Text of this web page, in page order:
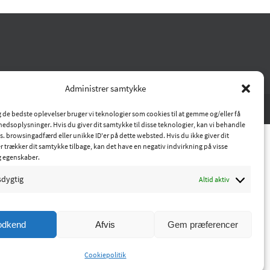
Administrer samtykke
de bedste oplevelser bruger vi teknologier som cookies til at gemme og/eller få
Hvis du giver dit samtykke til disse teknologier, kan vi behandle
browsingadfærd eller unikke ID'er på dette websted. Hvis du ikke giver dit
trækker dit samtykke tilbage, kan det have en negativ indvirkning på visse
Altid aktiv
Afvis Gem præferencer
Cookiepolitik